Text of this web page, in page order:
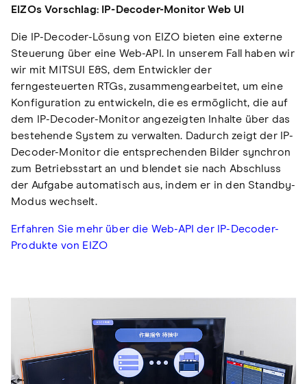
EIZOs Vorschlag: IP-Decoder-Monitor Web UI
Die IP-Decoder-Lösung von EIZO bieten eine externe
Steuerung über eine Web-API. In unserem Fall haben wir
wir mit MITSUI E&S, dem Entwickler der
ferngesteuerten RTGs, zusammengearbeitet, um eine
Konfiguration zu entwickeln, die es ermöglicht, die auf
dem IP-Decoder-Monitor angezeigten Inhalte über das
bestehende System zu verwalten. Dadurch zeigt der IP-
Decoder-Monitor die entsprechenden Bilder synchron
zum Betriebsstart an und blendet sie nach Abschluss
der Aufgabe automatisch aus, indem er in den Standby-
Modus wechselt.
Erfahren Sie mehr über die Web-API der IP-Decoder-
Produkte von EIZO